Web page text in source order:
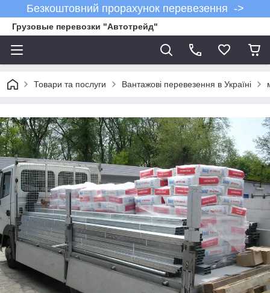
Безкоштовний прорахунок перевезення ->
Грузовые перевозки "Автотрейд"
Товари та послуги Вантажові перевезення в Україні